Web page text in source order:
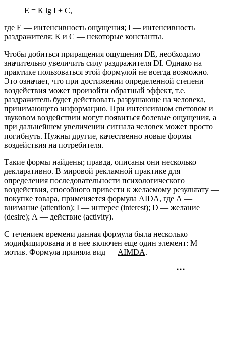
Е = К lg I + С,
где Е — интенсивность ощущения; I — интенсивность
раздражителя; К и С — некоторые константы.
Чтобы добиться приращения ощущения DE, необходимо
значительно увеличить силу раздражителя DI. Однако на
практике пользоваться этой формулой не всегда возможно.
Это означает, что при достижении определенной степени
воздействия может произойти обратный эффект, т.е.
раздражитель будет действовать разрушающе на человека,
принимающего информацию. При интенсивном световом и
звуковом воздействии могут появиться болевые ощущения, а
при дальнейшем увеличении сигнала человек может просто
погибнуть. Нужны другие, качественно новые формы
воздействия на потребителя.
Такие формы найдены; правда, описаны они несколько
декларативно. В мировой рекламной практике для
определения последовательности психологического
воздействия, способного привести к желаемому результату —
покупке товара, применяется формула AIDA, где А —
внимание (attention); I — интерес (interest); D — желание
(desire); А — действие (activity).
С течением времени данная формула была несколько
модифицирована и в нее включен еще один элемент: М —
мотив. Формула приняла вид — AIMDA.